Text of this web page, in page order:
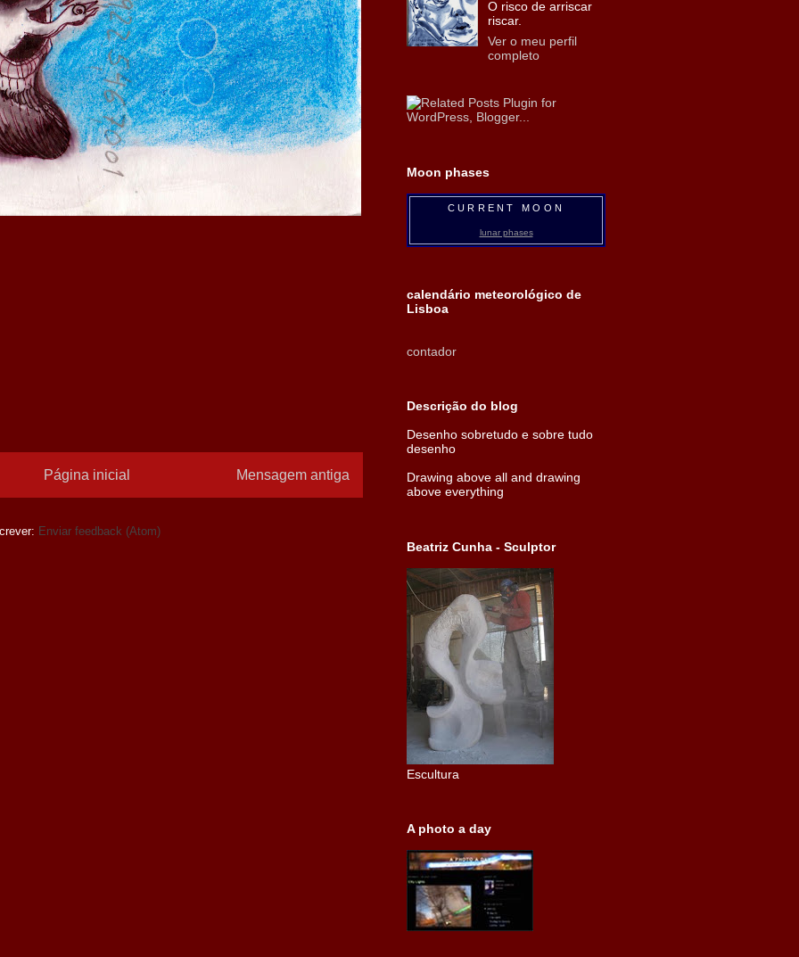
Mensagem antiga
Página inicial
Enviar feedback (Atom)
O risco de arriscar
riscar.
Ver o meu perfil
completo
Moon phases
CURRENT MOON
lunar phases
calendário meteorológico de
Lisboa
contador
Descrição do blog
Desenho sobretudo e sobre tudo
desenho
Drawing above all and drawing
above everything
Beatriz Cunha - Sculptor
Escultura
A photo a day